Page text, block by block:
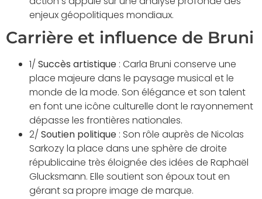
enjeux géopolitiques mondiaux.
Carrière et influence de Bruni
1/ Succès artistique : Carla Bruni conserve une
place majeure dans le paysage musical et le
monde de la mode. Son élégance et son talent
en font une icône culturelle dont le rayonnement
dépasse les frontières nationales.
2/ Soutien politique : Son rôle auprès de Nicolas
Sarkozy la place dans une sphère de droite
républicaine très éloignée des idées de Raphaël
Glucksmann. Elle soutient son époux tout en
gérant sa propre image de marque.